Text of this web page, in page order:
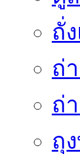
ถั่
ถ่
ถ่
ถุ